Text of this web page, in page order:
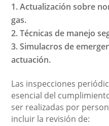
Actualización sobre
gas.
Técnicas de manejo
Simulacros de
actuación.
Las inspecciones
esencial del
ser realizadas por
incluir la revisión de: